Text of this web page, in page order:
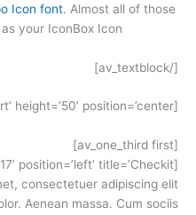
Icon font. Almost all of those
your IconBox Icon
[/av_textblock]
[av_hr class=’short’ height=’50’ position=’center’]
[av_one_third first]
[av_icon_box icon=’17’ position=’left’ title=’Checkit!’]
consectetuer adipiscing elit.
Aenean massa. Cum sociis